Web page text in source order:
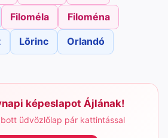
Filoméla Filoména
Lõrinc Orlandó
képeslapot Ájlának!
üdvözlőlap pár kattintással